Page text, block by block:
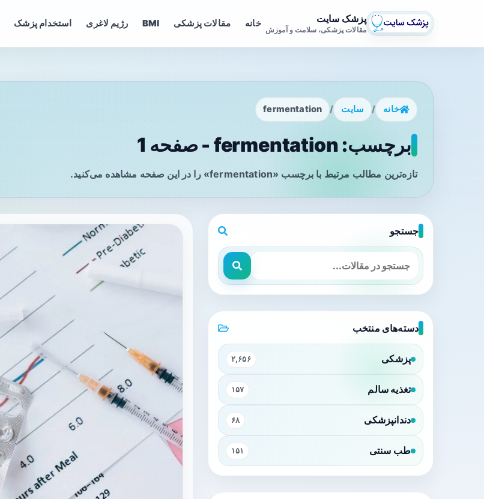
پزشک سایت
مقالات پزشکی، سلامت و آموزش
خانه مقالات پزشکی BMI رژیم لاغری استخدام پزشک
خانه / سایت /
fermentation
برچسب: fermentation - صفحه 1
تازه‌ترین مطالب مرتبط با برچسب «fermentation» را در این صفحه مشاهده می‌کنید.
جستجو
دسته‌های منتخب
پزشکی ۲,۶۵۶
تغذیه سالم ۱۵۷
دندانپزشکی ۶۸
طب سنتی ۱۵۱